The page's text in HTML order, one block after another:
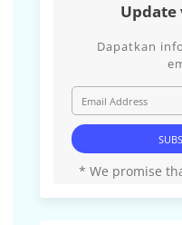
Update
Dapatkan
* We promise